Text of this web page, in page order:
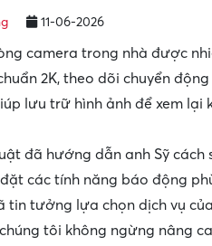
11-06-2026
camera trong nhà được
2K, theo dõi chuyển
lưu trữ hình ảnh để xem
đã hướng dẫn anh Sỹ
các tính năng báo động
tin tưởng lựa chọn dịch vụ
tôi không ngừng nâng